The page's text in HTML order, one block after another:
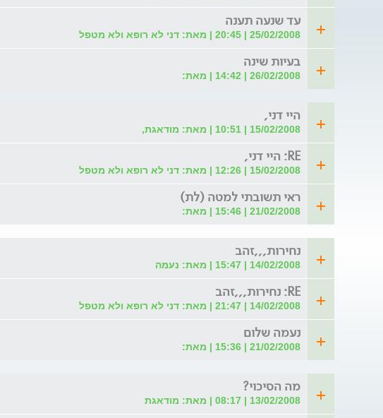
עד שנעה תענה
25/02/2008 | 20:45 | מאת: דני לא רופא ולא מטפל
בעיות שינה
26/02/2008 | 14:42 | מאת:
היי דני,
15/02/2008 | 10:51 | מאת: מודאגת,
RE: היי דני,
15/02/2008 | 12:26 | מאת: דני לא רופא ולא מטפל
ראי תשובתי למטה (לת)
21/02/2008 | 15:46 | מאת:
נחירות,,,זהב
14/02/2008 | 15:47 | מאת: נעמה
RE: נחירות,,,זהב
14/02/2008 | 21:47 | מאת: דני לא רופא ולא מטפל
נעמה שלום
21/02/2008 | 15:36 | מאת:
מה הסיכוי?
13/02/2008 | 08:17 | מאת: מודאגת